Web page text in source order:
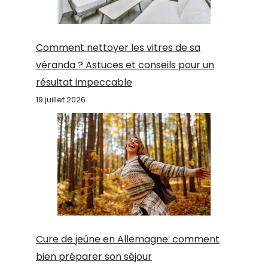
Comment nettoyer les vitres de sa
véranda ? Astuces et conseils pour un
résultat impeccable
19 juillet 2026
Cure de jeûne en Allemagne: comment
bien préparer son séjour